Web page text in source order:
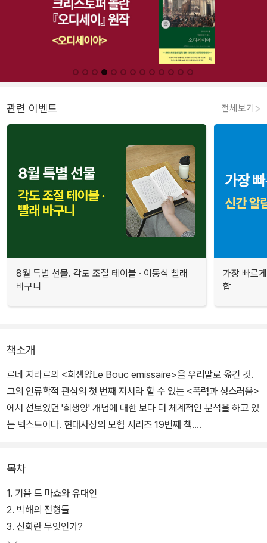
관련 이벤트 전체보기
8월 특별 선물. 각도 조절 테이블 · 이동식 빨래
바구니
가장 빠르
합
책소개
르네 지라르의 <희생양Le Bouc emissaire>을 우리말로 옮긴 것.
그의 인류학적 관심의 첫 번째 저서라 할 수 있는 <폭력과 성스러움>
에서 선보였던 '희생양' 개념에 대한 보다 더 체계적인 분석을 하고 있
는 텍스트이다. 현대사상의 모험 시리즈 19번째 책.
을 분석하고 있다. 신화나 설화에 희생 제의가 들어 있다는 말은, 그것
들이 생겨난 시점이 희생 제의가 있고 난 뒤라는 것이며, 결국 그것은
그 희생 제의를 거치면서 ‘살아남은 자’들이 만들어 내거나 기록한 이
야기라고 그는 지적한다.
목차
1. 기욤 드 마쇼와 유대인
2. 박해의 전형들
3. 신화란 무엇인가?